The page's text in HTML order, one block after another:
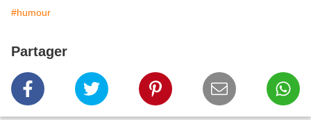
#humour
Partager